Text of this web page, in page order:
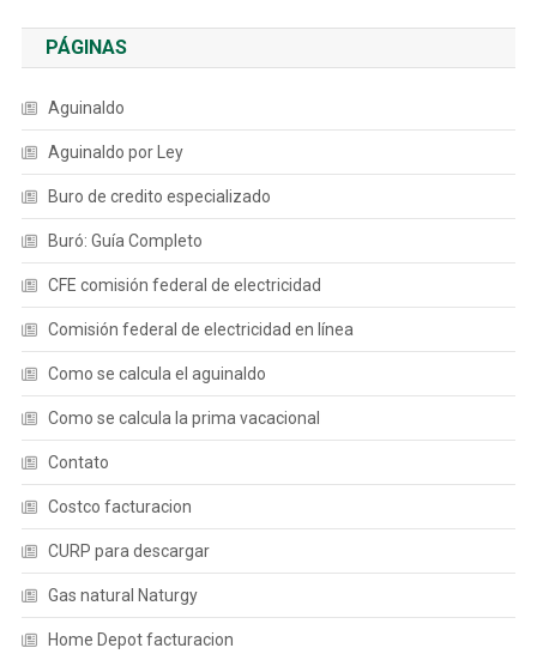
PÁGINAS
Aguinaldo
Aguinaldo por Ley
Buro de credito especializado
Buró: Guía Completo
CFE comisión federal de electricidad
Comisión federal de electricidad en línea
Como se calcula el aguinaldo
Como se calcula la prima vacacional
Contato
Costco facturacion
CURP para descargar
Gas natural Naturgy
Home Depot facturacion